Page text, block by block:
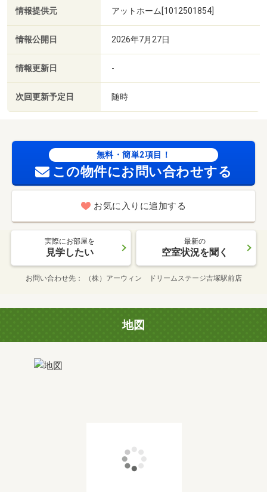
情報提供元 アットホーム[1012501854]
情報公開日 2026年7月27日
情報更新日 -
次回更新予定日 随時
無料・簡単2項目！
この物件にお問い合わせする
お気に入りに追加する
実際にお部屋を
見学したい
最新の
空室状況を聞く
お問い合わせ先 （株）アーウィン ドリームステージ吉塚駅前店
地図